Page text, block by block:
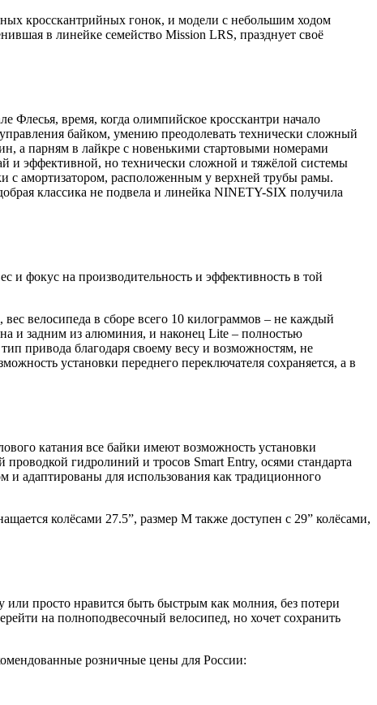
кросскантрийных гонок, и модели с небольшим ходом
в линейке семейство Mission LRS, празднует своё
время, когда олимпийское кросскантри начало
байком, умению преодолевать технически сложный
а парням в лайкре с новенькими стартовыми номерами
и эффективной, но технически сложной и тяжёлой системы
с амортизатором, расположенным у верхней трубы рамы.
классика не подвела и линейка NINETY-SIX получила
фокус на производительность и эффективность в той
велосипеда в сборе всего 10 килограммов – не каждый
и задним из алюминия, и наконец Lite – полностью
привода благодаря своему весу и возможностям, не
установки переднего переключателя сохраняется, а в
катания все байки имеют возможность установки
гидролиний и тросов Smart Entry, осями стандарта
и адаптированы для использования как традиционного
колёсами 27.5”, размер M также доступен с 29” колёсами,
или просто нравится быть быстрым как молния, без потери
на полноподвесочный велосипед, но хочет сохранить
розничные цены для России: